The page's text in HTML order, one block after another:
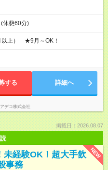
休憩60分)
以上） ★9月～OK！
する 詳細へ
アデコ株式会社
掲載日：2026.08.07
NEW
未経験OK！超大手飲
事務